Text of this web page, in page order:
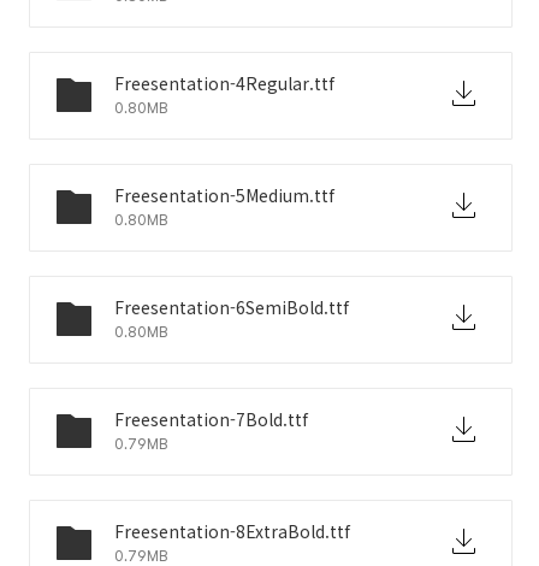
Freesentation-4Regular.ttf
0.80MB
Freesentation-5Medium.ttf
0.80MB
Freesentation-6SemiBold.ttf
0.80MB
Freesentation-7Bold.ttf
0.79MB
Freesentation-8ExtraBold.ttf
0.79MB